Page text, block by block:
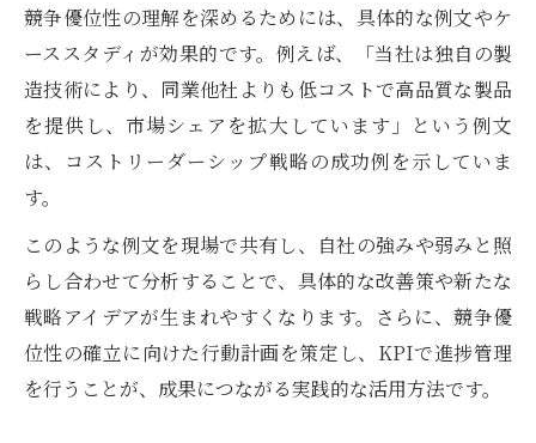
競争優位性の理解を深めるためには、具体的な例文やケ
ーススタディが効果的です。例えば、「当社は独自の製
造技術により、同業他社よりも低コストで高品質な製品
を提供し、市場シェアを拡大しています」という例文
は、コストリーダーシップ戦略の成功例を示していま
す。
このような例文を現場で共有し、自社の強みや弱みと照
らし合わせて分析することで、具体的な改善策や新たな
戦略アイデアが生まれやすくなります。さらに、競争優
位性の確立に向けた行動計画を策定し、KPIで進捗管理
を行うことが、成果につながる実践的な活用方法です。